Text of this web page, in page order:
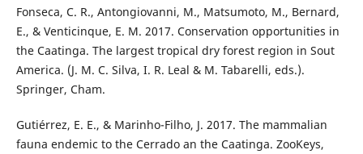
Fonseca, C. R., Antongiovanni, M., Matsumoto, M., Bernard,
E., & Venticinque, E. M. 2017. Conservation opportunities in
the Caatinga. The largest tropical dry forest region in Sout
America. (J. M. C. Silva, I. R. Leal & M. Tabarelli, eds.).
Springer, Cham.
Gutiérrez, E. E., & Marinho-Filho, J. 2017. The mammalian
fauna endemic to the Cerrado an the Caatinga. ZooKeys,